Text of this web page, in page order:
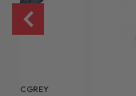
GREY